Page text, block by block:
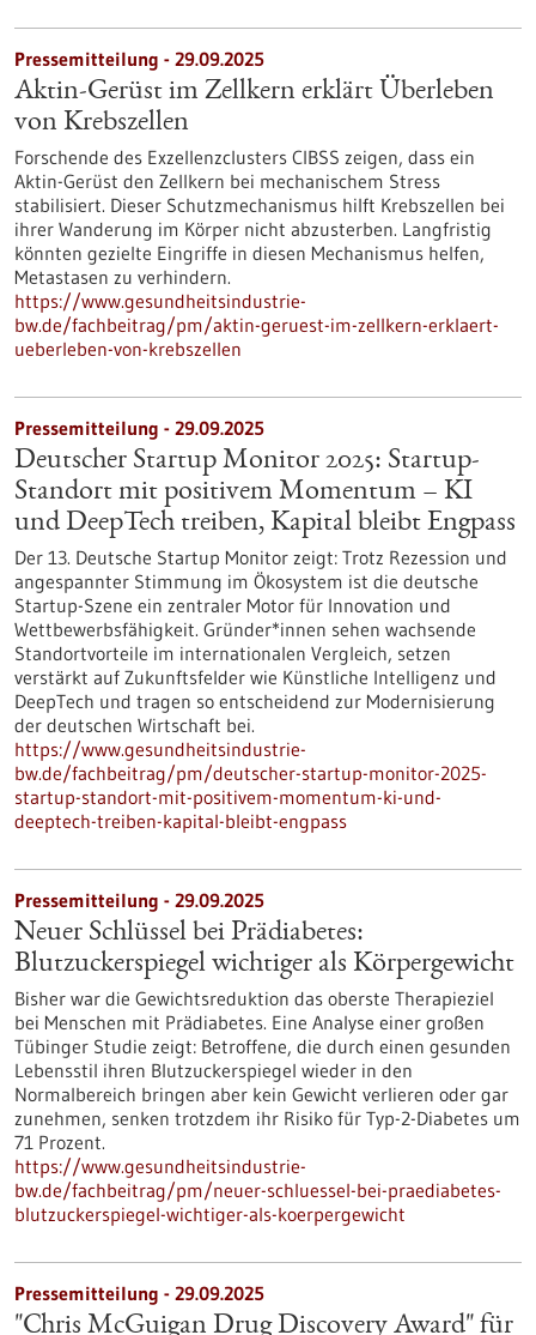
Pressemitteilung - 29.09.2025
Aktin-Gerüst im Zellkern erklärt Überleben
von Krebszellen
Forschende des Exzellenzclusters CIBSS zeigen, dass ein
Aktin-Gerüst den Zellkern bei mechanischem Stress
stabilisiert. Dieser Schutzmechanismus hilft Krebszellen bei
ihrer Wanderung im Körper nicht abzusterben. Langfristig
könnten gezielte Eingriffe in diesen Mechanismus helfen,
Metastasen zu verhindern.
https://www.gesundheitsindustrie-
bw.de/fachbeitrag/pm/aktin-geruest-im-zellkern-erklaert-
ueberleben-von-krebszellen
Pressemitteilung - 29.09.2025
Deutscher Startup Monitor 2025: Startup-
Standort mit positivem Momentum – KI
und DeepTech treiben, Kapital bleibt Engpass
Der 13. Deutsche Startup Monitor zeigt: Trotz Rezession und
angespannter Stimmung im Ökosystem ist die deutsche
Startup-Szene ein zentraler Motor für Innovation und
Wettbewerbsfähigkeit. Gründer*innen sehen wachsende
Standortvorteile im internationalen Vergleich, setzen
verstärkt auf Zukunftsfelder wie Künstliche Intelligenz und
DeepTech und tragen so entscheidend zur Modernisierung
der deutschen Wirtschaft bei.
https://www.gesundheitsindustrie-
bw.de/fachbeitrag/pm/deutscher-startup-monitor-2025-
startup-standort-mit-positivem-momentum-ki-und-
deeptech-treiben-kapital-bleibt-engpass
Pressemitteilung - 29.09.2025
Neuer Schlüssel bei Prädiabetes:
Blutzuckerspiegel wichtiger als Körpergewicht
Bisher war die Gewichtsreduktion das oberste Therapieziel
bei Menschen mit Prädiabetes. Eine Analyse einer großen
Tübinger Studie zeigt: Betroffene, die durch einen gesunden
Lebensstil ihren Blutzuckerspiegel wieder in den
Normalbereich bringen aber kein Gewicht verlieren oder gar
zunehmen, senken trotzdem ihr Risiko für Typ-2-Diabetes um
71 Prozent.
https://www.gesundheitsindustrie-
bw.de/fachbeitrag/pm/neuer-schluessel-bei-praediabetes-
blutzuckerspiegel-wichtiger-als-koerpergewicht
Pressemitteilung - 29.09.2025
"Chris McGuigan Drug Discovery Award" für